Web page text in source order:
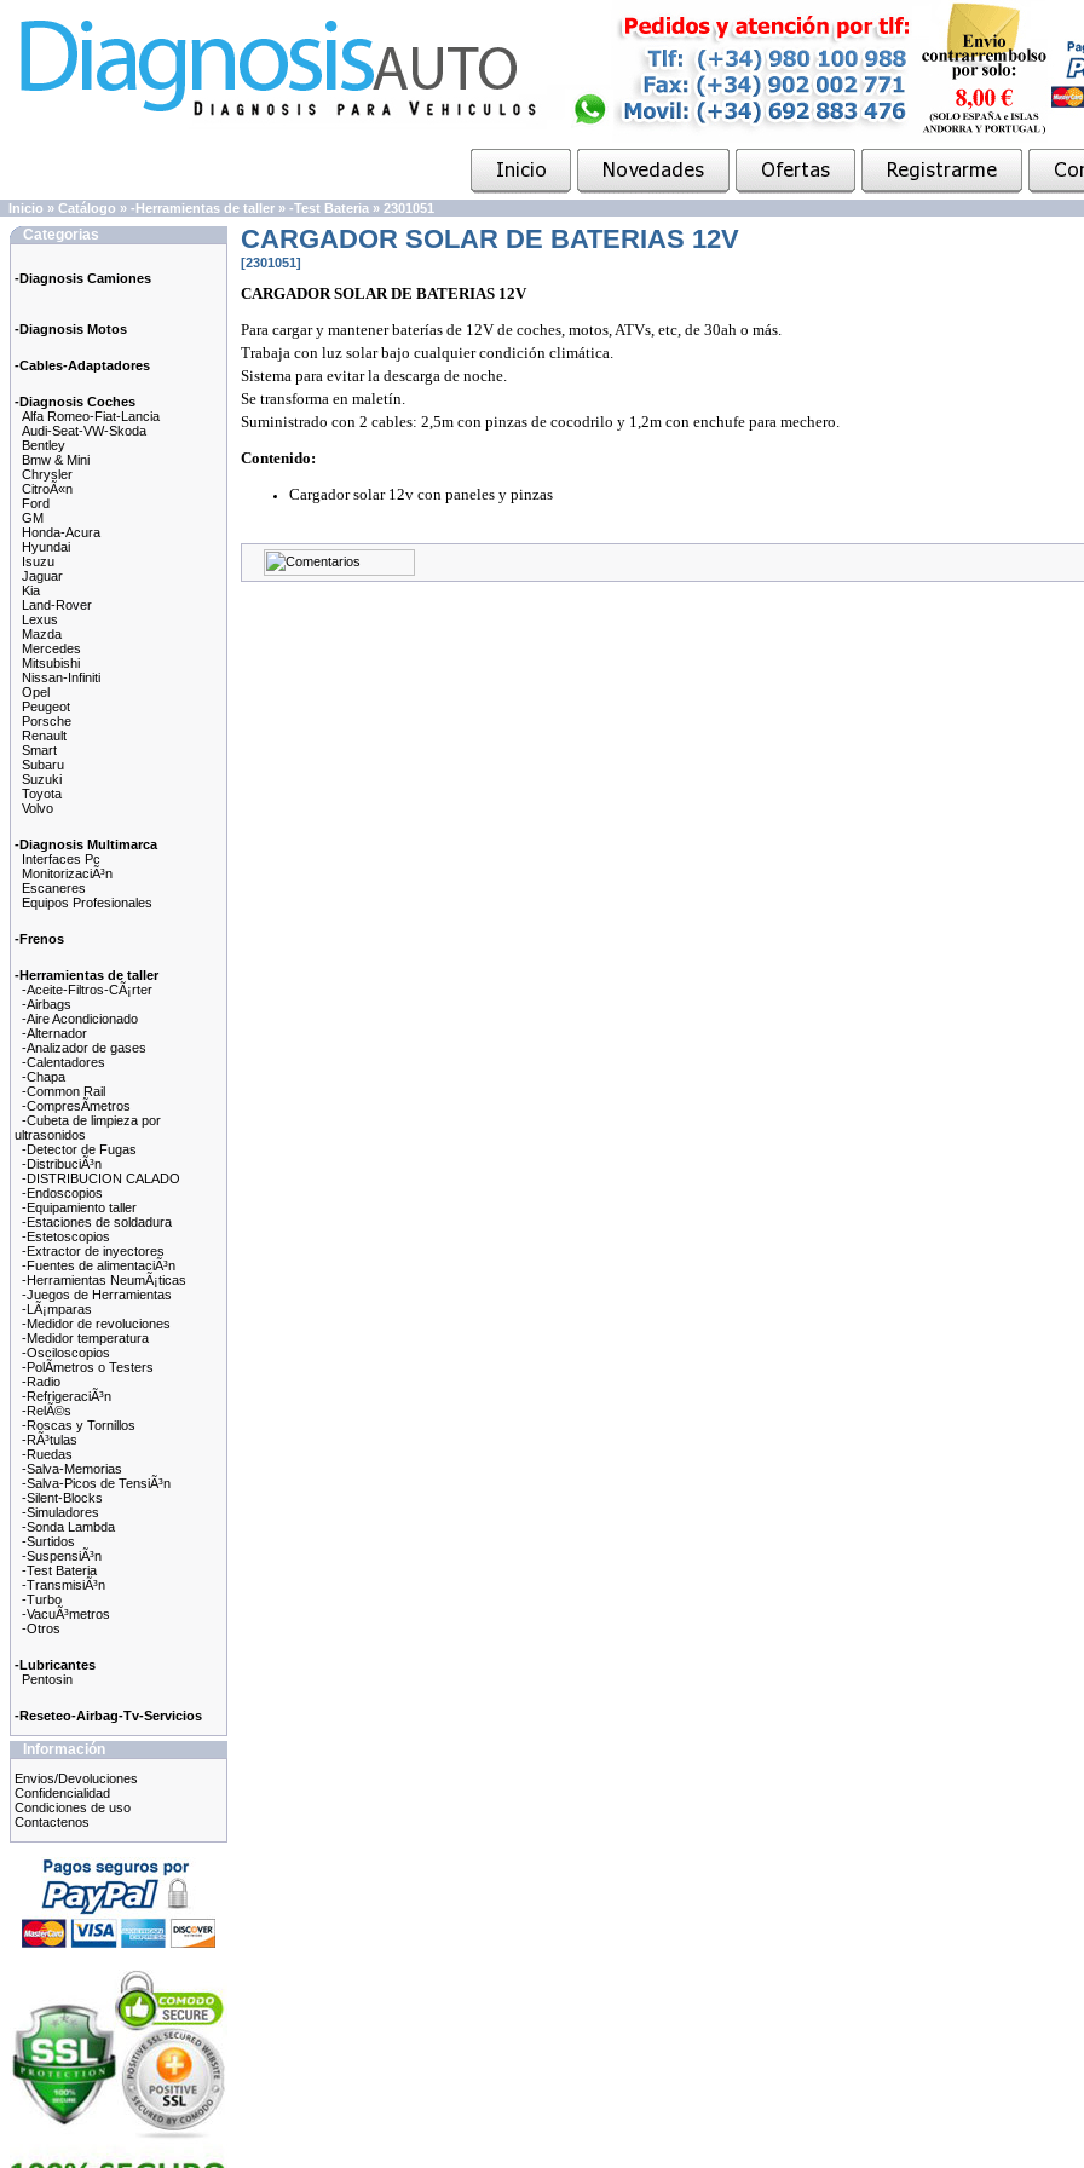
Inicio » Catálogo » -Herramientas de taller » -Test Bateria » 2301051
Categorias
-Diagnosis Camiones
-Diagnosis Motos
-Cables-Adaptadores
-Diagnosis Coches
Alfa Romeo-Fiat-Lancia
Audi-Seat-VW-Skoda
Bentley
Bmw & Mini
Chrysler
CitroÃ«n
Ford
GM
Honda-Acura
Hyundai
Isuzu
Jaguar
Kia
Land-Rover
Lexus
Mazda
Mercedes
Mitsubishi
Nissan-Infiniti
Opel
Peugeot
Porsche
Renault
Smart
Subaru
Suzuki
Toyota
Volvo
-Diagnosis Multimarca
Interfaces Pc
MonitorizaciÃ³n
Escaneres
Equipos Profesionales
-Frenos
-Herramientas de taller
-Aceite-Filtros-CÃ¡rter
-Airbags
-Aire Acondicionado
-Alternador
-Analizador de gases
-Calentadores
-Chapa
-Common Rail
-CompresÃ­metros
-Cubeta de limpieza por
ultrasonidos
-Detector de Fugas
-DistribuciÃ³n
-DISTRIBUCION CALADO
-Endoscopios
-Equipamiento taller
-Estaciones de soldadura
-Estetoscopios
-Extractor de inyectores
-Fuentes de alimentaciÃ³n
-Herramientas NeumÃ¡ticas
-Juegos de Herramientas
-LÃ¡mparas
-Medidor de revoluciones
-Medidor temperatura
-Osciloscopios
-PolÃ­metros o Testers
-Radio
-RefrigeraciÃ³n
-RelÃ©s
-Roscas y Tornillos
-RÃ³tulas
-Ruedas
-Salva-Memorias
-Salva-Picos de TensiÃ³n
-Silent-Blocks
-Simuladores
-Sonda Lambda
-Surtidos
-SuspensiÃ³n
-Test Bateria
-TransmisiÃ³n
-Turbo
-VacuÃ³metros
-Otros
-Lubricantes
Pentosin
-Reseteo-Airbag-Tv-Servicios
Información
Envios/Devoluciones
Confidencialidad
Condiciones de uso
Contactenos
CARGADOR SOLAR DE BATERIAS 12V
[2301051]
CARGADOR SOLAR DE BATERIAS 12V
Para cargar y mantener baterías de 12V de coches, motos, ATVs, etc, de 30ah o más.
Trabaja con luz solar bajo cualquier condición climática.
Sistema para evitar la descarga de noche.
Se transforma en maletín.
Suministrado con 2 cables: 2,5m con pinzas de cocodrilo y 1,2m con enchufe para mechero.
Contenido:
Cargador solar 12v con paneles y pinzas